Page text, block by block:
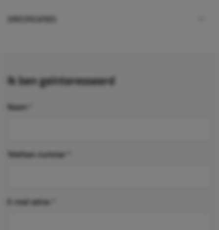
SPECIFICATIES
Ik ben geïnteresseerd
Naam
Telefoon nummer
E-mail adres